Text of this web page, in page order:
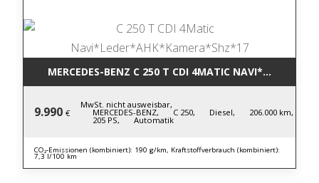
MERCEDES-BENZ C 250 T CDI 4MATIC
9.990 €
MwSt. nicht ausweisbar,
MERCEDES-BENZ, C 250, Diesel, 206.000 km,
205 PS, Automatik
CO₂-Emissionen (kombiniert): 190 g/km, Kraftstoffverbrauch (kombiniert):
7,3 l/100 km